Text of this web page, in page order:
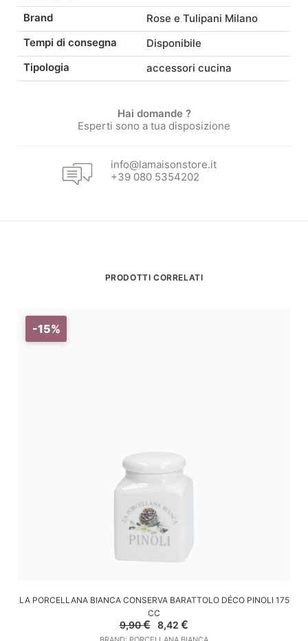
Brand
Rose e Tulipani Milano
Tempi di consegna
Disponibile
Tipologia
accessori cucina
Hai domande ?
Esperti sono a tua disposizione
info@lamaisonstore.it
+39 080 5354202
PRODOTTI CORRELATI
-15%
AGGIUNGI AL CARRELLO
LA PORCELLANA BIANCA CONSERVA BARATTOLO DÉCO PINOLI 175
CC
9,90€
Il
prezzo
8,42€